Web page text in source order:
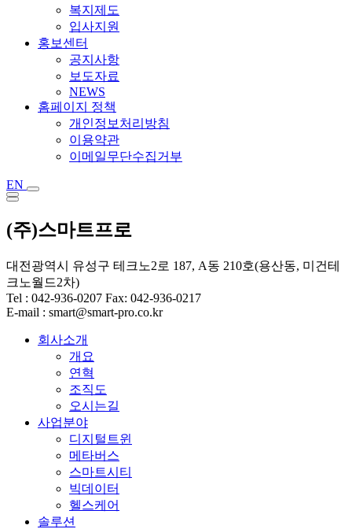
복지제도
입사지원
홍보센터
공지사항
보도자료
NEWS
홈페이지 정책
개인정보처리방침
이용약관
이메일무단수집거부
EN
(주)스마트프로
대전광역시 유성구 테크노2로 187, A동 210호(용산동, 미건테
크노월드2차)
Tel : 042-936-0207 Fax: 042-936-0217
E-mail : smart@smart-pro.co.kr
회사소개
개요
연혁
조직도
오시는길
사업분야
디지털트윈
메타버스
스마트시티
빅데이터
헬스케어
솔루션